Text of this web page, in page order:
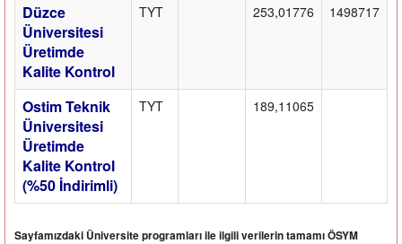
Düzce
Üniversitesi
Üretimde
Kalite Kontrol
TYT 253,01776 1498717
Ostim Teknik
Üniversitesi
Üretimde
Kalite Kontrol
(%50 İndirimli)
TYT 189,11065
Sayfamızdaki Üniversite programları ile ilgili verilerin tamamı ÖSYM